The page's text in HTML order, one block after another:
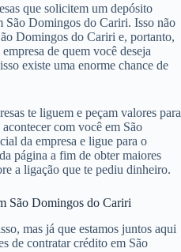
que solicitem um depósito
São Domingos do Cariri. Isso não
Domingos do Cariri e, portanto,
de quem você deseja
existe uma enorme chance de
te liguem e peçam valores para
com você em São
da empresa e ligue para o
página a fim de obter maiores
a ligação que te pediu dinheiro.
São Domingos do Cariri
mas já que estamos juntos aqui
de contratar crédito em São